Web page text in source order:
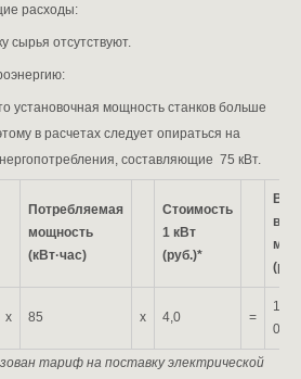
расходы:
сырья отсутствуют.
установочная мощность станков больше
в расчетах следует опираться на
составляющие 75 кВт.
Потребляемая
мощность
(кВт·час)
Стоимость
1 кВт
(руб.)*
в
х 85 х 4,0 =
136
000
тариф на поставку электрической